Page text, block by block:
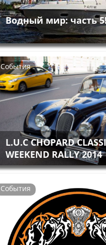
Водный мир: часть
События
L.U.C CHOPARD
WEEKEND RALLY 2014
События